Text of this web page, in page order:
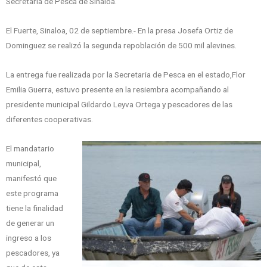
El Fuerte, Sinaloa, 02 de septiembre.- En la presa Josefa Ortiz de
Dominguez se realizó la segunda repoblación de 500 mil alevines.
La entrega fue realizada por la Secretaria de Pesca en el estado,Flor
Emilia Guerra, estuvo presente en la resiembra acompañando al
presidente municipal Gildardo Leyva Ortega y pescadores de las
diferentes cooperativas.
El mandatario
municipal,
manifestó que
este programa
tiene la finalidad
de generar un
ingreso a los
pescadores, ya